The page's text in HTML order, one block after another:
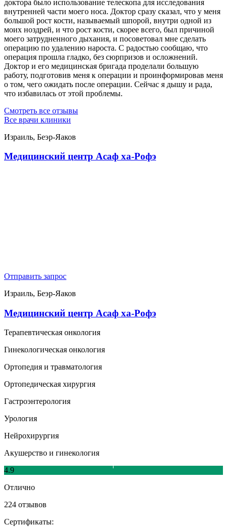
доктора было использование телескопа для исследования
внутренней части моего носа. Доктор сразу сказал, что у меня
большой рост кости, называемый шпорой, внутри одной из
моих ноздрей, и что рост кости, скорее всего, был причиной
моего затрудненного дыхания, и посоветовал мне сделать
операцию по удалению нароста. С радостью сообщаю, что
операция прошла гладко, без сюрпризов и осложнений.
Доктор и его медицинская бригада проделали большую
работу, подготовив меня к операции и проинформировав меня
о том, чего ожидать после операции. Сейчас я дышу и рада,
что избавилась от этой проблемы.
Смотреть все отзывы
Все врачи клиники
Израиль, Беэр-Яаков
Медицинский центр Асаф ха-Рофэ
Отправить запрос
Израиль, Беэр-Яаков
Медицинский центр Асаф ха-Рофэ
Терапевтическая онкология
Гинекологическая онкология
Ортопедия и травматология
Ортопедическая хирургия
Гастроэнтерология
Урология
Нейрохирургия
Акушерство и гинекология
4.9
Отлично
224 отзывов
Сертификаты: